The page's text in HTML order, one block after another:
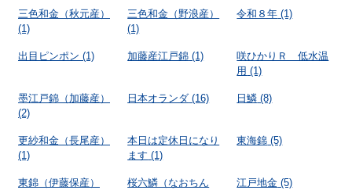
三色和金（秋元産）
(1)
三色和金（野浪産）
(1)
令和８年 (1)
出目ピンポン (1) 加藤産江戸錦 (1)
咲ひかりＲ 低水温
用 (1)
墨江戸錦（加藤産）
(2)
日本オランダ (16) 日鱗 (8)
更紗和金（長尾産）
(1)
本日は定休日になり
ます (1)
東海錦 (5)
東錦（伊藤保産）
桜六鱗（なおちん
江戸地金 (5)